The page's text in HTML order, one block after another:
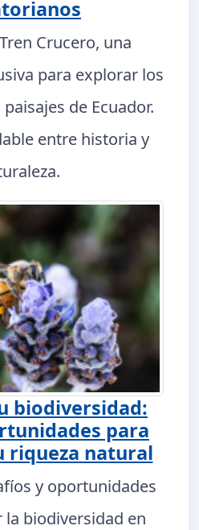
Crucero, una
para explorar los
de Ecuador.
entre historia y
biodiversidad:
para
riqueza natural
y oportunidades
la biodiversidad en